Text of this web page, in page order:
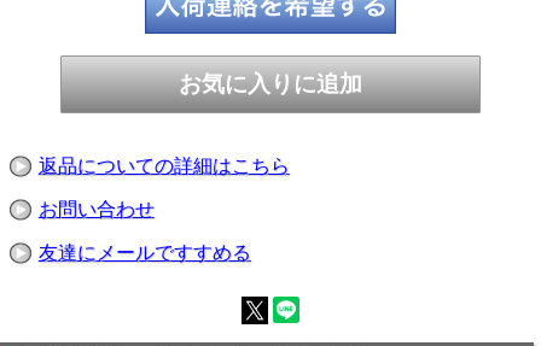
返品についての詳細はこちら
お問い合わせ
友達にメールですすめる